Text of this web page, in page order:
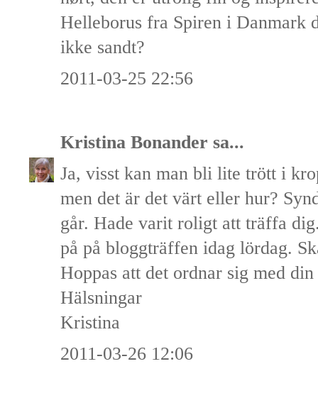
Helleborus fra Spiren i Danmark
ikke sandt?
2011-03-25 22:56
Kristina Bonander sa...
Ja, visst kan man bli lite trött i
men det är det värt eller hur?
går. Hade varit roligt att träffa
på på bloggträffen idag lördag.
Hoppas att det ordnar sig med
Hälsningar
Kristina
2011-03-26 12:06